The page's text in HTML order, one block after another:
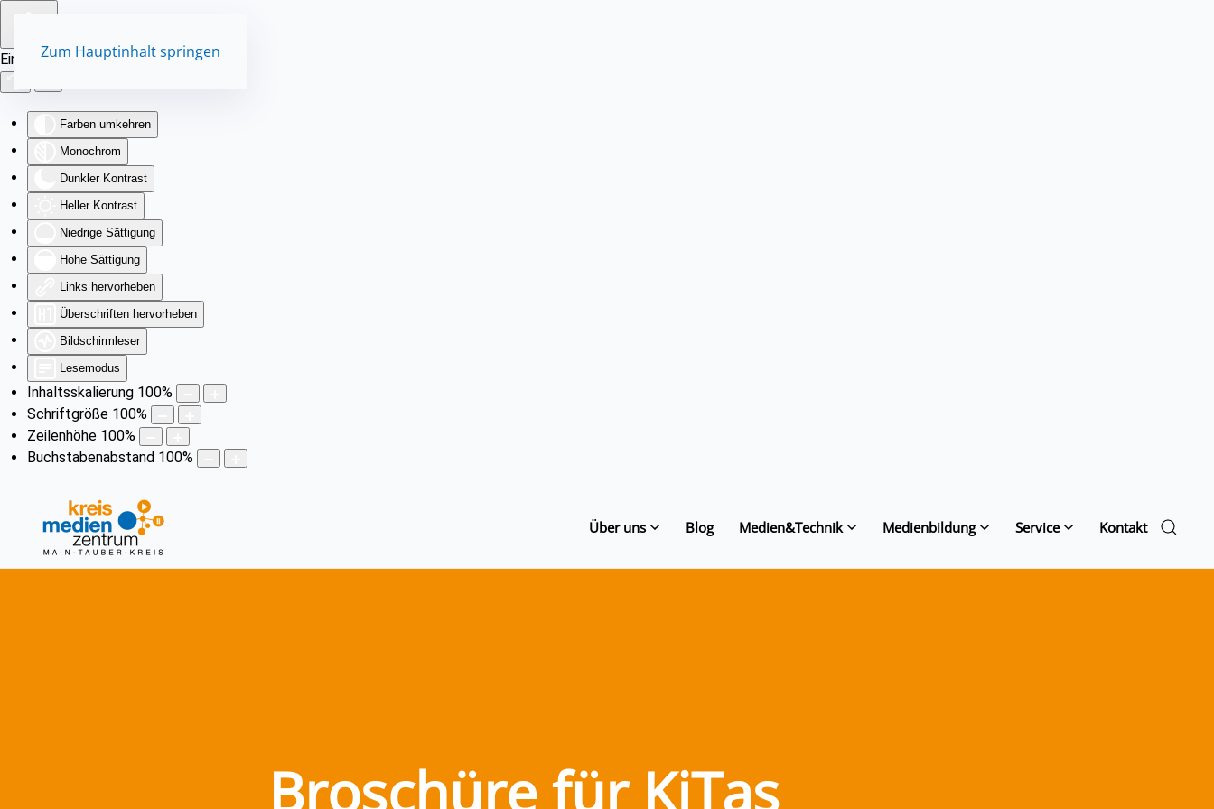
Eingabehilfen öffnen
Farben umkehren
Monochrom
Dunkler Kontrast
Heller Kontrast
Niedrige Sättigung
Hohe Sättigung
Links hervorheben
Überschriften hervorheben
Bildschirmleser
Lesemodus
Inhaltsskalierung 100%
Schriftgröße 100%
Zeilenhöhe 100%
Buchstabenabstand 100%
Zum Hauptinhalt springen
Über uns Blog Medien&Technik Medienbildung Service Kontakt
Broschüre für KiTas